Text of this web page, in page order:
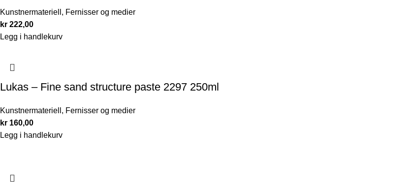
Kunstnermateriell , Fernisser og medier
kr 222,00
Legg i handlekurv
Lukas – Fine sand structure paste 2297 250ml
Kunstnermateriell , Fernisser og medier
kr 160,00
Legg i handlekurv